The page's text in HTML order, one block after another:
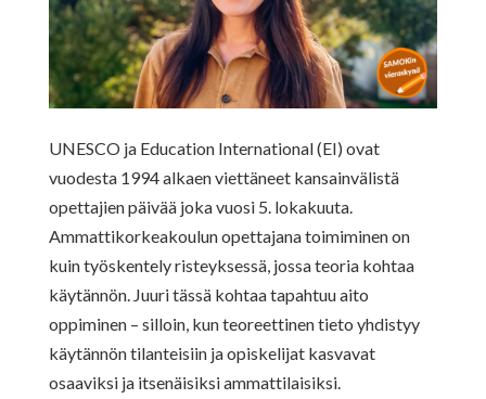
UNESCO ja Education International (EI) ovat
vuodesta 1994 alkaen viettäneet kansainvälistä
opettajien päivää joka vuosi 5. lokakuuta.
Ammattikorkeakoulun opettajana toimiminen on
kuin työskentely risteyksessä, jossa teoria kohtaa
käytännön. Juuri tässä kohtaa tapahtuu aito
oppiminen – silloin, kun teoreettinen tieto yhdistyy
käytännön tilanteisiin ja opiskelijat kasvavat
osaaviksi ja itsenäisiksi ammattilaisiksi.